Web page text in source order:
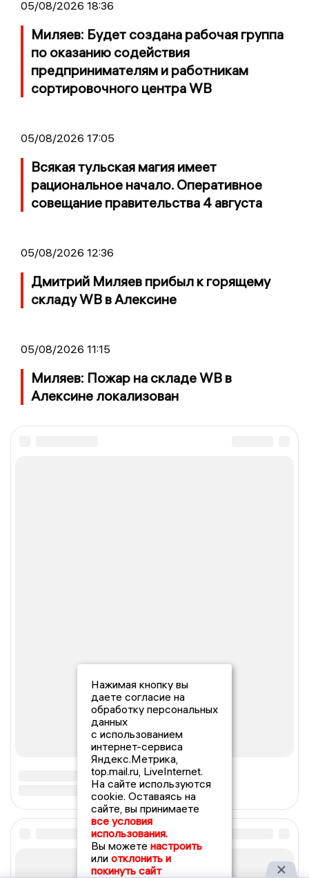
05/08/2026 18:36
Миляев: Будет создана рабочая группа
по оказанию содействия
предпринимателям и работникам
сортировочного центра WB
05/08/2026 17:05
Всякая тульская магия имеет
рациональное начало. Оперативное
совещание правительства 4 августа
05/08/2026 12:36
Дмитрий Миляев прибыл к горящему
складу WB в Алексине
05/08/2026 11:15
Миляев: Пожар на складе WB в
Алексине локализован
Нажимая кнопку вы
даете согласие на
обработку персональных
данных
с использованием
интернет-сервиса
Яндекс.Метрика,
top.mail.ru, LiveInternet.
На сайте используются
cookie. Оставаясь на
сайте, вы принимаете
все условия
использования.
Вы можете настроить
или отклонить и
покинуть сайт